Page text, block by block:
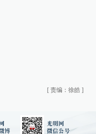
[ 责编：徐皓 ]